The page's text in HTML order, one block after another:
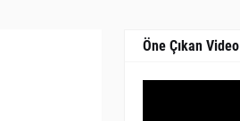
Öne Çıkan Video